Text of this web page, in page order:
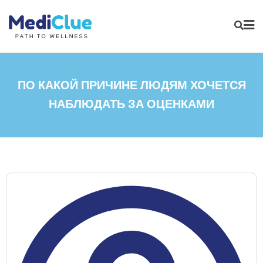
ПО КАКОЙ ПРИЧИНЕ ЛЮДЯМ ХОЧЕТСЯ
НАБЛЮДАТЬ ЗА ОЦЕНКАМИ